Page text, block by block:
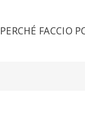
PERCHÉ FACCIO